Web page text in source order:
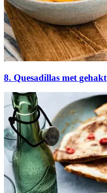
8. Quesadillas met gehakt